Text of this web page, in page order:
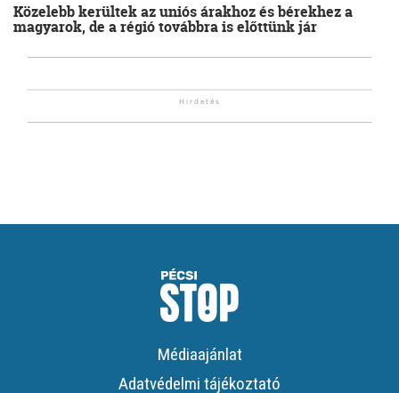
Közelebb kerültek az uniós árakhoz és bérekhez a
magyarok, de a régió továbbra is előttünk jár
Médiaajánlat
Adatvédelmi tájékoztató